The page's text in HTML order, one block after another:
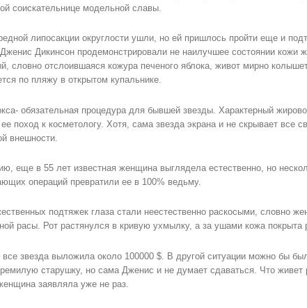
соискательнице модельной славы.
липосакции округлости ушли, но ей пришлось пройти еще и
Дикинсон продемонстрировали не наилучшее состоянии кожи
словно отслоившаяся кожура печеного яблока, живот мирно
по пляжу в открытом купальнике.
обязательная процедура для бывшей звезды. Характерный
поход к косметологу. Хотя, сама звезда экрана и не скрывает все
внешности.
еще в 55 лет известная женщина выглядела естественно, но
операций превратили ее в 100% ведьму.
подтяжек глаза стали неестественно раскосыми, словно
расы. Рот растянулся в кривую ухмылку, а за ушами кожа
все звезда выложила около 100000 $. В другой ситуации можно бы
старушку, но сама Дженис и не думает сдаваться. Что живет
заявляла уже не раз.